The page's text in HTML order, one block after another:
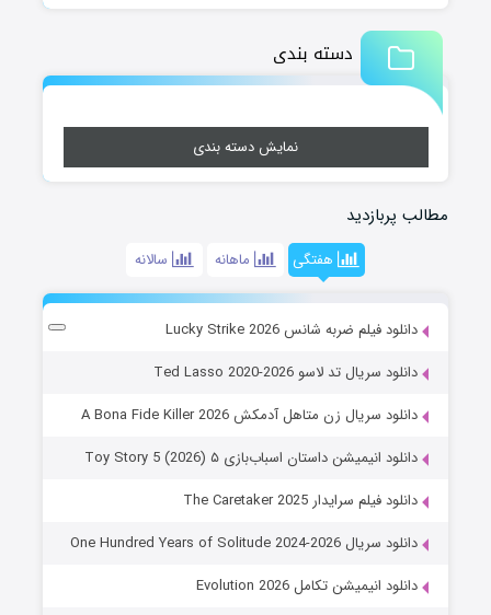
دسته بندی
نمایش دسته بندی
مطالب پربازدید
هفتگی ماهانه سالانه
دانلود فیلم ضربه شانس Lucky Strike 2026
دانلود سریال تد لاسو Ted Lasso 2020-2026
دانلود سریال زن متاهل آدمکش A Bona Fide Killer 2026
دانلود انیمیشن داستان اسباب‌بازی ۵ Toy Story 5 (2026)
دانلود فیلم سرایدار The Caretaker 2025
دانلود سریال One Hundred Years of Solitude 2024-2026
دانلود انیمیشن تکامل Evolution 2026